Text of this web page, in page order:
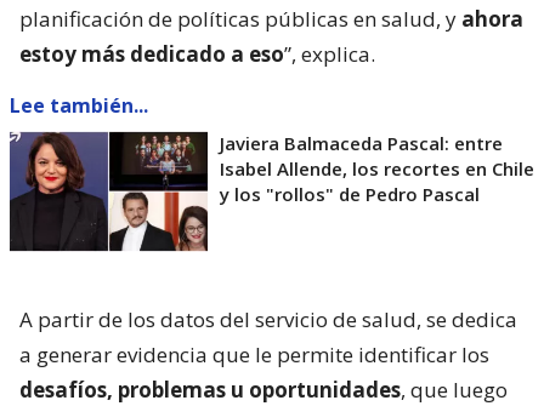
planificación de políticas públicas en salud, y ahora
estoy más dedicado a eso”, explica.
Lee también...
Javiera Balmaceda Pascal: entre
Isabel Allende, los recortes en Chile
y los "rollos" de Pedro Pascal
A partir de los datos del servicio de salud, se dedica
a generar evidencia que le permite identificar los
desafíos, problemas u oportunidades, que luego